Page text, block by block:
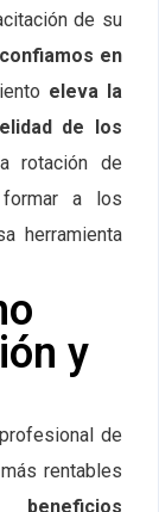
de su
en
eleva la
de los
rotación de
a los
herramienta
y
de
rentables
beneficios